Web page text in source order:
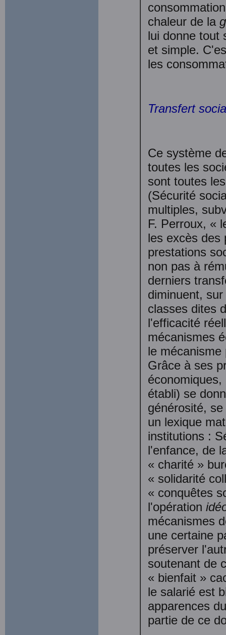
chaleur de la
lui donne tout
et simple.
les
Transfert
Ce système
toutes les
sont toutes
(Sécurité
multiples,
F. Perroux, «
les excès des
prestations
non pas à
derniers
diminuent,
classes dites
l'efficacité
mécanismes
le mécanisme
Grâce à ses
établi) se
générosité,
un lexique
institutions :
l'enfance, de
« charité »
« solidarité
« conquêtes
l'opération
mécanismes
une certaine
préserver
soutenant de
« bienfait »
le salarié est
apparences
partie de ce